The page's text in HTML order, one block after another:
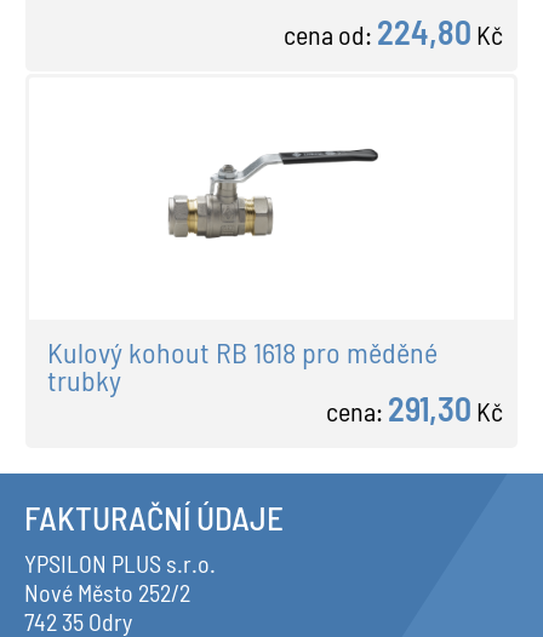
cena od: 224,80 Kč
Kulový kohout RB 1618 pro měděné
trubky
cena: 291,30 Kč
FAKTURAČNÍ ÚDAJE
YPSILON PLUS s.r.o.
Nové Město 252/2
742 35 Odry